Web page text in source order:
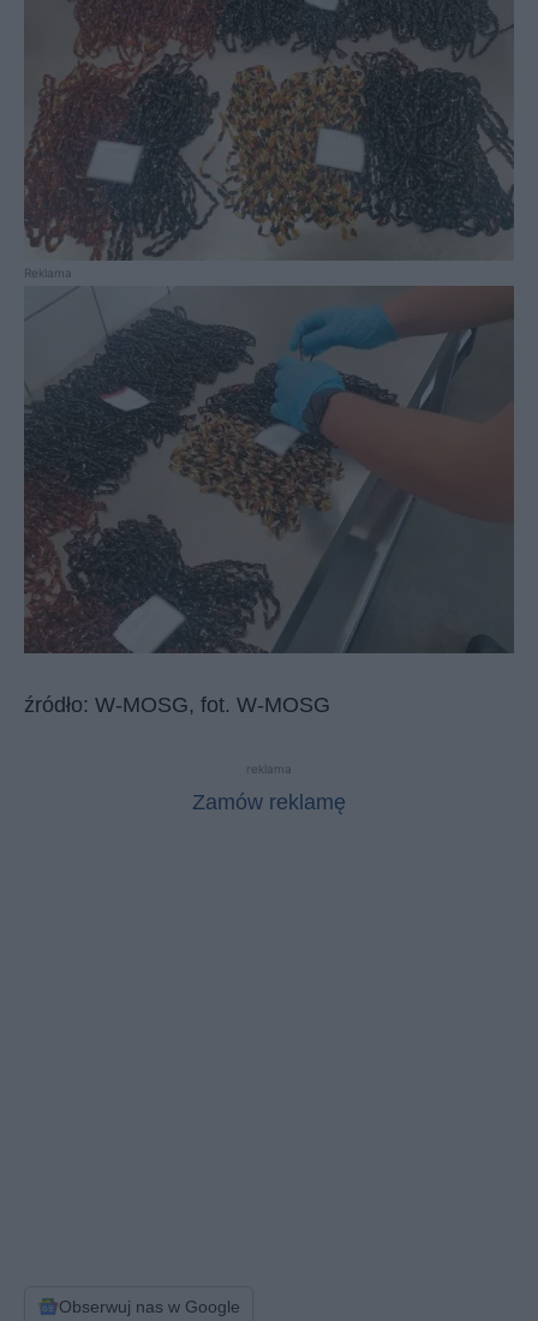
Reklama
źródło: W-MOSG, fot. W-MOSG
reklama
Zamów reklamę
Obserwuj nas w Google